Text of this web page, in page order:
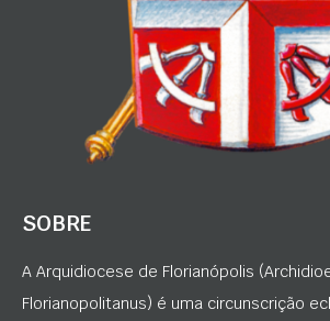
SOBRE
A Arquidiocese de Florianópolis
Florianopolitanus) é uma circunscrição